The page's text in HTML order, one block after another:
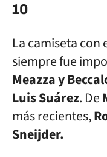
10
La camiseta con
siempre fue
Meazza y
Luis Suárez. De
más recientes,
Sneijder.